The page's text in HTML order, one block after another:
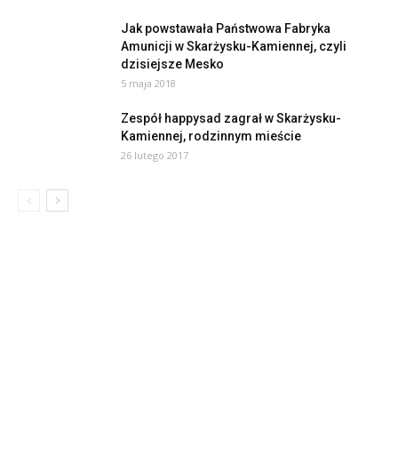
Jak powstawała Państwowa Fabryka
Amunicji w Skarżysku-Kamiennej, czyli
dzisiejsze Mesko
5 maja 2018
Zespół happysad zagrał w Skarżysku-
Kamiennej, rodzinnym mieście
26 lutego 2017